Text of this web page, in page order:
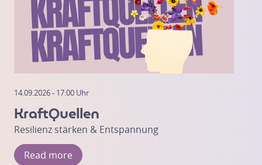
14.09.2026 - 17:00 Uhr
KraftQuellen
Resilienz stärken & Entspannung
Read more